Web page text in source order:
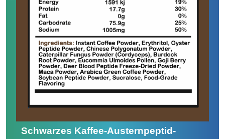
Schwarzes Kaffee-Austernpeptid-